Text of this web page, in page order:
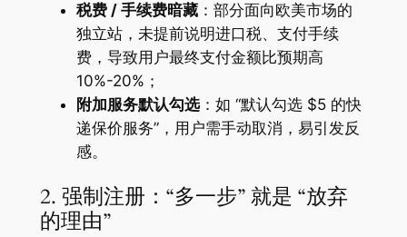
税费 / 手续费暗藏：部分面向欧美市场的
独立站，未提前说明进口税、支付手续
费，导致用户最终支付金额比预期高
10%-20%；
附加服务默认勾选：如 “默认勾选 $5 的快
递保价服务”，用户需手动取消，易引发反
感。
2. 强制注册：“多一步” 就是 “放弃
的理由”